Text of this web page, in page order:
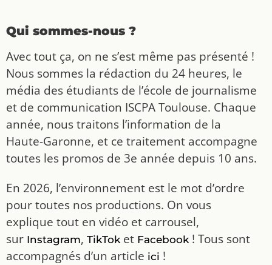
Qui sommes-nous ?
Avec tout ça, on ne s’est même pas présenté !
Nous sommes la rédaction du 24 heures, le
média des étudiants de l’école de journalisme
et de communication ISCPA Toulouse. Chaque
année, nous traitons l’information de la
Haute-Garonne, et ce traitement accompagne
toutes les promos de 3e année depuis 10 ans.
En 2026, l’environnement est le mot d’ordre
pour toutes nos productions. On vous
explique tout en vidéo et carrousel,
sur Instagram, TikToket Facebook! Tous sont
accompagnés d’un article ici !